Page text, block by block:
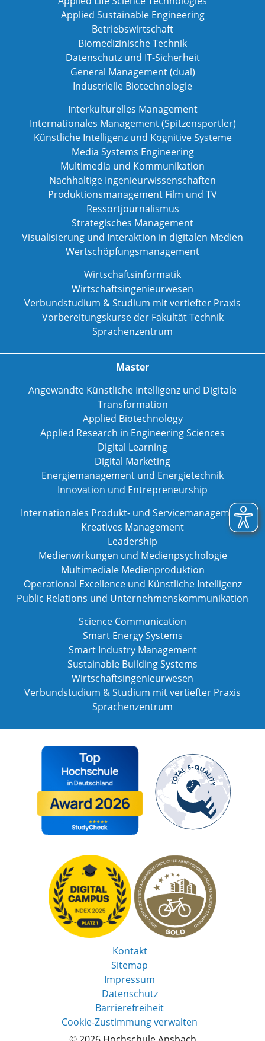
Applied Sustainable Engineering
Betriebswirtschaft
Biomedizinische Technik
Datenschutz und IT-Sicherheit
General Management (dual)
Industrielle Biotechnologie
Interkulturelles Management
Internationales Management (Spitzensportler)
Künstliche Intelligenz und Kognitive Systeme
Media Systems Engineering
Multimedia und Kommunikation
Nachhaltige Ingenieurwissenschaften
Produktionsmanagement Film und TV
Ressortjournalismus
Strategisches Management
Visualisierung und Interaktion in digitalen Medien
Wertschöpfungsmanagement
Wirtschaftsinformatik
Wirtschaftsingenieurwesen
Verbundstudium & Studium mit vertiefter Praxis
Vorbereitungskurse der Fakultät Technik
Sprachenzentrum
Master
Angewandte Künstliche Intelligenz und Digitale
Transformation
Applied Biotechnology
Applied Research in Engineering Sciences
Digital Learning
Digital Marketing
Energiemanagement und Energietechnik
Innovation und Entrepreneurship
Internationales Produkt- und Servicemanagement
Kreatives Management
Leadership
Medienwirkungen und Medienpsychologie
Multimediale Medienproduktion
Operational Excellence und Künstliche Intelligenz
Public Relations und Unternehmenskommunikation
Science Communication
Smart Energy Systems
Smart Industry Management
Sustainable Building Systems
Wirtschaftsingenieurwesen
Verbundstudium & Studium mit vertiefter Praxis
Sprachenzentrum
Kontakt
Sitemap
Impressum
Datenschutz
Barrierefreiheit
Cookie-Zustimmung verwalten